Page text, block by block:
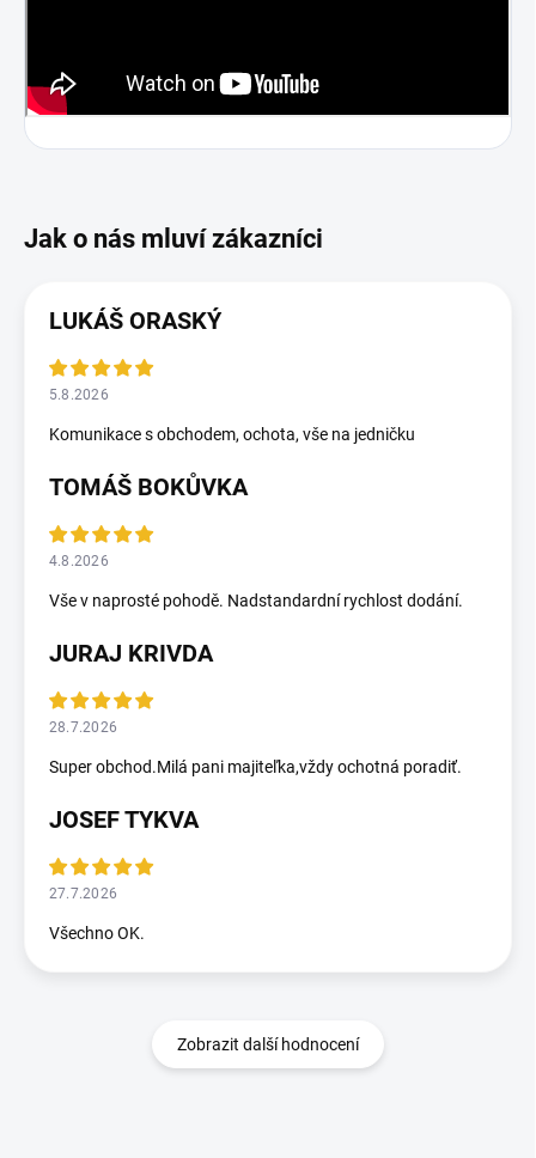
LUKÁŠ ORASKÝ
5.8.2026
Komunikace s obchodem, ochota, vše na jedničku
TOMÁŠ BOKŮVKA
4.8.2026
Vše v naprosté pohodě. Nadstandardní rychlost dodání.
JURAJ KRIVDA
28.7.2026
Super obchod.Milá pani majiteľka,vždy ochotná poradiť.
JOSEF TYKVA
27.7.2026
Všechno OK.
Zobrazit další hodnocení